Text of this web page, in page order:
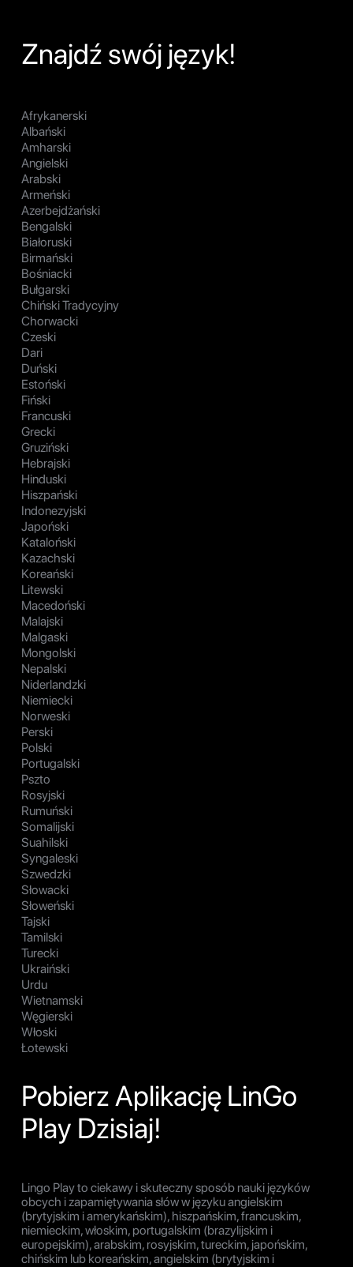
Znajdź swój język!
Afrykanerski
Albański
Amharski
Angielski
Arabski
Armeński
Azerbejdżański
Bengalski
Białoruski
Birmański
Bośniacki
Bułgarski
Chiński Tradycyjny
Chorwacki
Czeski
Dari
Duński
Estoński
Fiński
Francuski
Grecki
Gruziński
Hebrajski
Hinduski
Hiszpański
Indonezyjski
Japoński
Kataloński
Kazachski
Koreański
Litewski
Macedoński
Malajski
Malgaski
Mongolski
Nepalski
Niderlandzki
Niemiecki
Norweski
Perski
Polski
Portugalski
Pszto
Rosyjski
Rumuński
Somalijski
Suahilski
Syngaleski
Szwedzki
Słowacki
Słoweński
Tajski
Tamilski
Turecki
Ukraiński
Urdu
Wietnamski
Węgierski
Włoski
Łotewski
Pobierz Aplikację LinGo
Play Dzisiaj!
Lingo Play to ciekawy i skuteczny sposób nauki języków
obcych i zapamiętywania słów w języku angielskim
(brytyjskim i amerykańskim), hiszpańskim, francuskim,
niemieckim, włoskim, portugalskim (brazylijskim i
europejskim), arabskim, rosyjskim, tureckim, japońskim,
chińskim lub koreańskim, angielskim (brytyjskim i